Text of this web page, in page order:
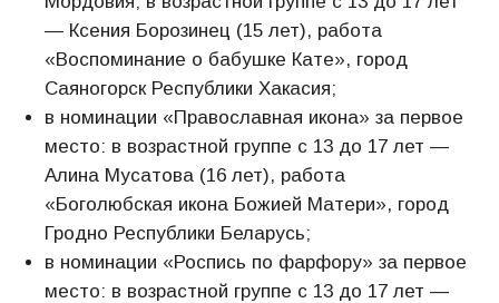
— Ксения Борозинец (15 лет), работа
«Воспоминание о бабушке Кате», город
Саяногорск Республики Хакасия;
в номинации «Православная икона» за первое
место: в возрастной группе с 13 до 17 лет —
Алина Мусатова (16 лет), работа
«Боголюбская икона Божией Матери», город
Гродно Республики Беларусь;
в номинации «Роспись по фарфору» за первое
место: в возрастной группе с 13 до 17 лет —